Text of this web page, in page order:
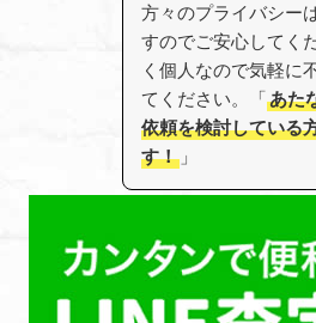
方々のプライバシー
すのでご安心してく
く個人なので気軽に
てください。「あた
依頼を検討している
す！ 」